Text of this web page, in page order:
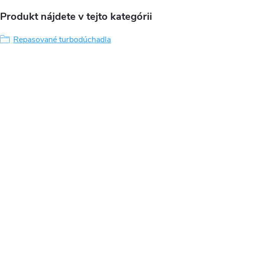
Produkt nájdete v tejto kategórii
Repasované turbodúchadla